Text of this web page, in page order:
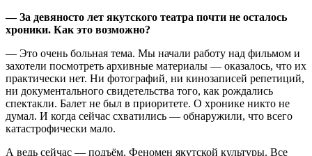
— За девяносто лет якутского театра почти не осталось
хроники. Как это возможно?
— Это очень больная тема. Мы начали работу над фильмом и
захотели посмотреть архивные материалы — оказалось, что их
практически нет. Ни фотографий, ни кинозаписей репетиций,
ни документального свидетельства того, как рождались
спектакли. Балет не был в приоритете. О хронике никто не
думал. И когда сейчас схватились — обнаружили, что всего
катастрофически мало.
А ведь сейчас — подъём. Феномен якутской культуры. Все